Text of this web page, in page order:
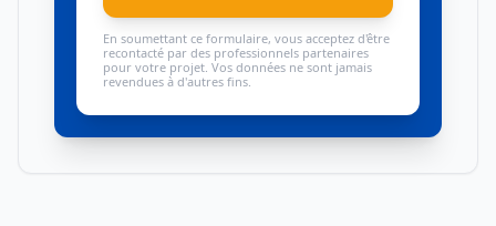
En soumettant ce formulaire, vous acceptez d'être
recontacté par des professionnels partenaires
pour votre projet. Vos données ne sont jamais
revendues à d'autres fins.